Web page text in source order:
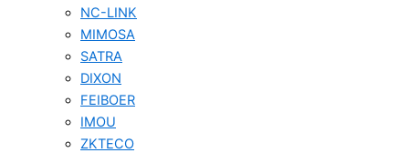
NC-LINK
MIMOSA
SATRA
DIXON
FEIBOER
IMOU
ZKTECO